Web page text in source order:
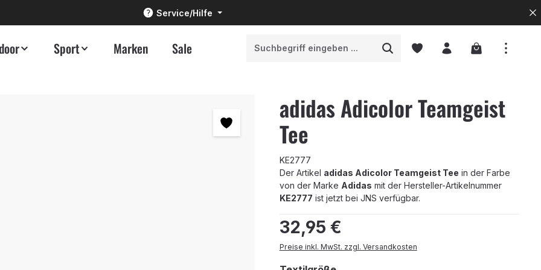
Service/Hilfe
Sport Marken Sale Warenkorb
adidas Adicolor Teamgeist
Tee
KE2777
Der Artikel adidas Adicolor Teamgeist Tee in der Farbe
von der Marke Adidas mit der Hersteller-Artikelnummer
KE2777 ist jetzt bei JNS verfügbar.
Regulärer Preis:
32,95 €
Preise inkl. MwSt. zzgl. Versandkosten